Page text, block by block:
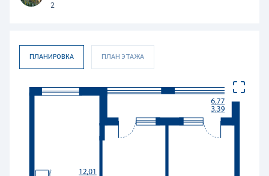
2
ПЛАНИРОВКА ПЛАН ЭТАЖА